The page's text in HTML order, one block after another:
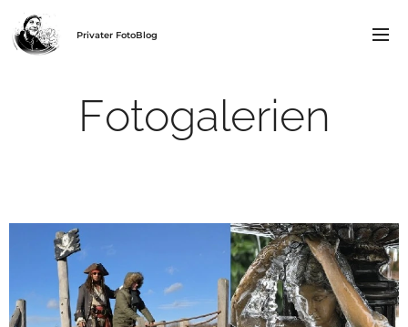
Privater FotoBlog
Fotogalerien